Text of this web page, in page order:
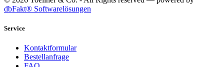
dbFakt® Softwarelösungen
Service
Kontaktformular
Bestellanfrage